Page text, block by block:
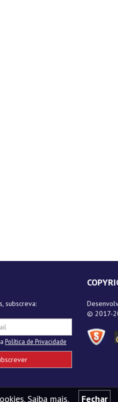
subscreva:
Política de Privacidade
© 2017-
Saiba mais. Fechar